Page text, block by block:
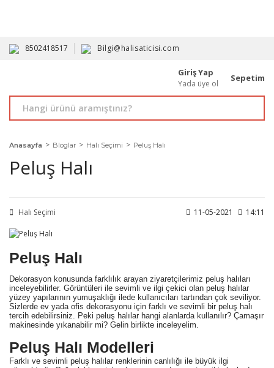
8502418517 Bilgi@halisaticisi.com
Giriş Yap
Yada üye ol
Sepetim
Anasayfa Bloglar Halı Seçimi Peluş Halı
Peluş Halı
Halı Seçimi 11-05-2021 14:11
Peluş Halı
Dekorasyon konusunda farklılık arayan ziyaretçilerimiz peluş halıları
inceleyebilirler. Görüntüleri ile sevimli ve ilgi çekici olan peluş halılar
yüzey yapılarının yumuşaklığı ilede kullanıcıları tartından çok seviliyor.
Sizlerde ev yada ofis dekorasyonu için farklı ve sevimli bir peluş halı
tercih edebilirsiniz. Peki peluş halılar hangi alanlarda kullanılır? Çamaşır
makinesinde yıkanabilir mi? Gelin birlikte inceleyelim.
Peluş Halı Modelleri
Farklı ve sevimli peluş halılar renklerinin canlılığı ile büyük ilgi